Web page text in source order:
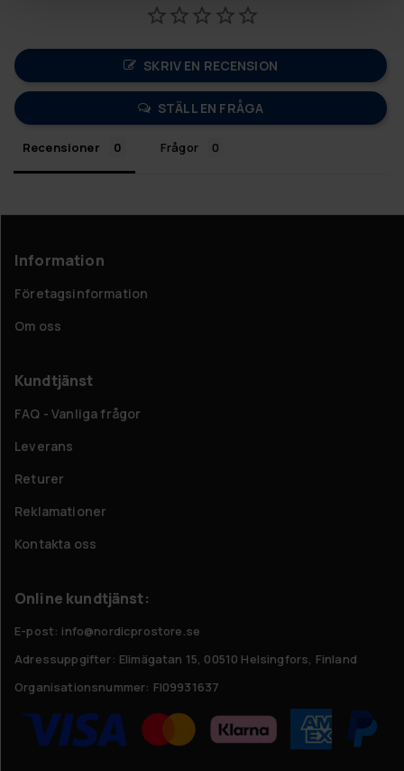
SKRIV EN RECENSION
STÄLL EN FRÅGA
Recensioner Frågor
Information
Företagsinformation
Om oss
Kundtjänst
FAQ - Vanliga frågor
Leverans
Returer
Reklamationer
Kontakta oss
Online kundtjänst:
E-post: info@nordicprostore.se
Adressuppgifter: Elimägatan 15, 00510 Helsingfors, Finland
Organisationsnummer: FI09931637